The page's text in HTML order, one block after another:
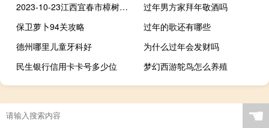
2023-10-23江西宜春市樟树市(鹿茸菇)的报价是多少
过年男方家拜年敬酒吗
保卫萝卜94关攻略
过年的歌还有哪些
德州哪里儿童牙科好
为什么过年会发财吗
民生银行信用卡卡号多少位
梦幻西游鸵鸟怎么养殖
☚